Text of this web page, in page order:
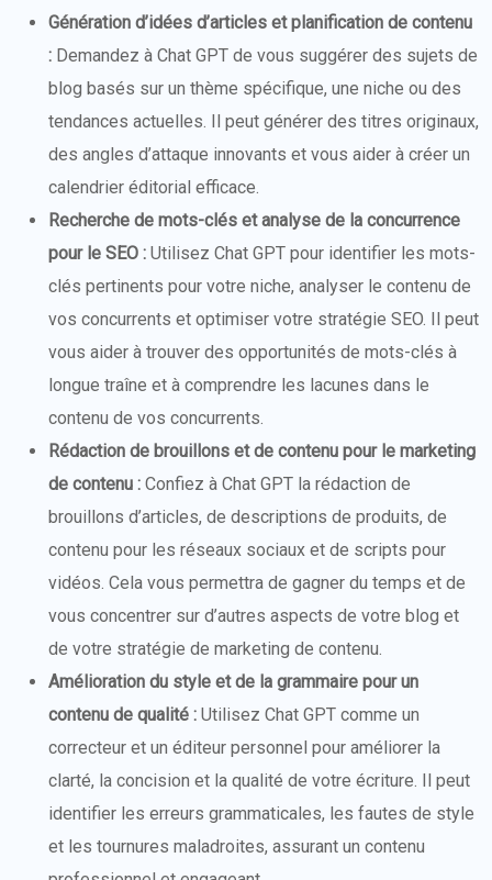
Génération d’idées d’articles et planification de contenu
: Demandez à Chat GPT de vous suggérer des sujets de
blog basés sur un thème spécifique, une niche ou des
tendances actuelles. Il peut générer des titres originaux,
des angles d’attaque innovants et vous aider à créer un
calendrier éditorial efficace.
Recherche de mots-clés et analyse de la concurrence
pour le SEO : Utilisez Chat GPT pour identifier les mots-
clés pertinents pour votre niche, analyser le contenu de
vos concurrents et optimiser votre stratégie SEO. Il peut
vous aider à trouver des opportunités de mots-clés à
longue traîne et à comprendre les lacunes dans le
contenu de vos concurrents.
Rédaction de brouillons et de contenu pour le marketing
de contenu : Confiez à Chat GPT la rédaction de
brouillons d’articles, de descriptions de produits, de
contenu pour les réseaux sociaux et de scripts pour
vidéos. Cela vous permettra de gagner du temps et de
vous concentrer sur d’autres aspects de votre blog et
de votre stratégie de marketing de contenu.
Amélioration du style et de la grammaire pour un
contenu de qualité : Utilisez Chat GPT comme un
correcteur et un éditeur personnel pour améliorer la
clarté, la concision et la qualité de votre écriture. Il peut
identifier les erreurs grammaticales, les fautes de style
et les tournures maladroites, assurant un contenu